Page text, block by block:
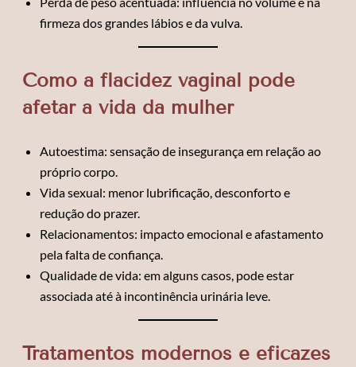
firmeza dos grandes lábios e da vulva.
Como a flacidez vaginal pode
afetar a vida da mulher
Autoestima: sensação de insegurança em relação ao
próprio corpo.
Vida sexual: menor lubrificação, desconforto e
redução do prazer.
Relacionamentos: impacto emocional e afastamento
pela falta de confiança.
Qualidade de vida: em alguns casos, pode estar
associada até à incontinência urinária leve.
Tratamentos modernos e eficazes